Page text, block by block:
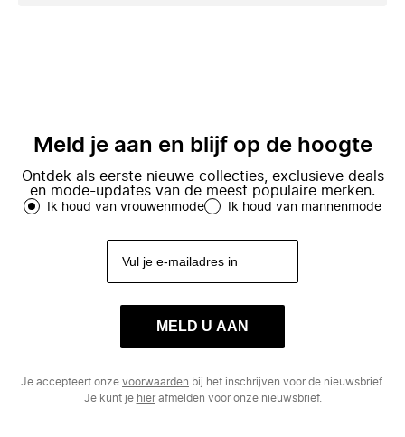
Meld je aan en blijf op de hoogte
Ontdek als eerste nieuwe collecties, exclusieve deals
en mode-updates van de meest populaire merken.
Ik houd van vrouwenmode Ik houd van mannenmode
MELD U AAN
Je accepteert onze voorwaarden bij het inschrijven voor de nieuwsbrief.
Je kunt je hierafmelden voor onze nieuwsbrief.